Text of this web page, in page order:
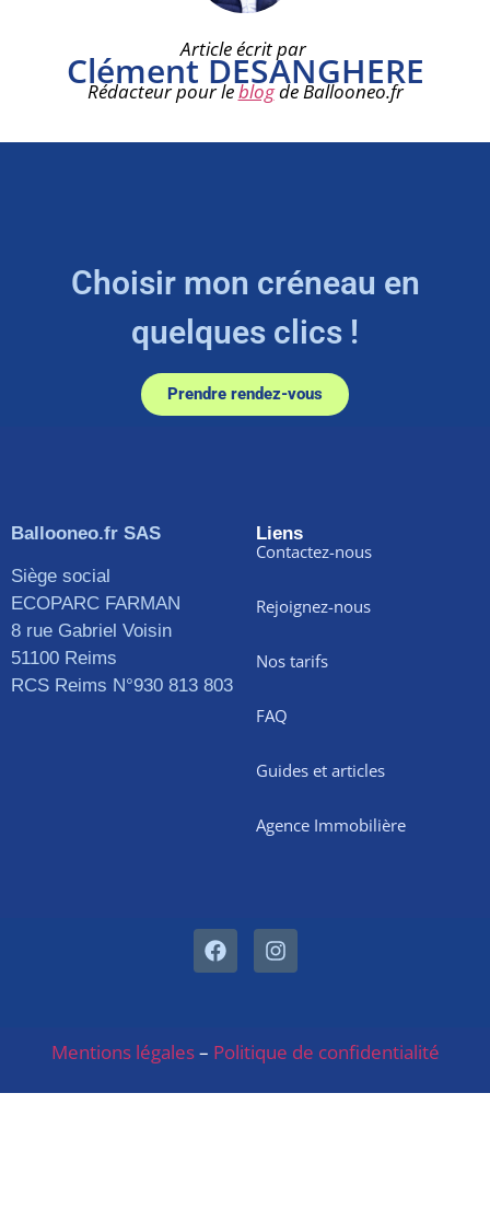
Article écrit par
Clément DESANGHERE
Rédacteur pour leblogde Ballooneo.fr
Choisir mon créneau en
quelques clics !
Prendre rendez-vous
Ballooneo.fr SAS
Siège social
ECOPARC FARMAN
8 rue Gabriel Voisin
51100 Reims
RCS Reims N°930 813 803
Liens
Contactez-nous
Rejoignez-nous
Nos tarifs
FAQ
Guides et articles
Agence Immobilière
Mentions légales– Politique de confidentialité